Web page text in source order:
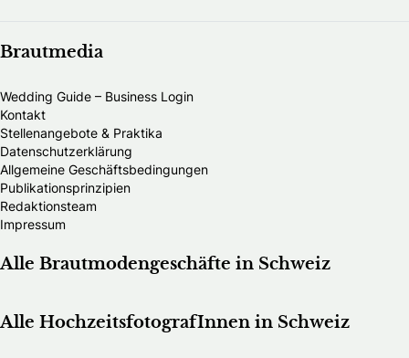
Brautmedia
Wedding Guide – Business Login
Kontakt
Stellenangebote & Praktika
Datenschutzerklärung
Allgemeine Geschäftsbedingungen
Publikationsprinzipien
Redaktionsteam
Impressum
Alle Brautmodengeschäfte in Schweiz
Alle HochzeitsfotografInnen in Schweiz